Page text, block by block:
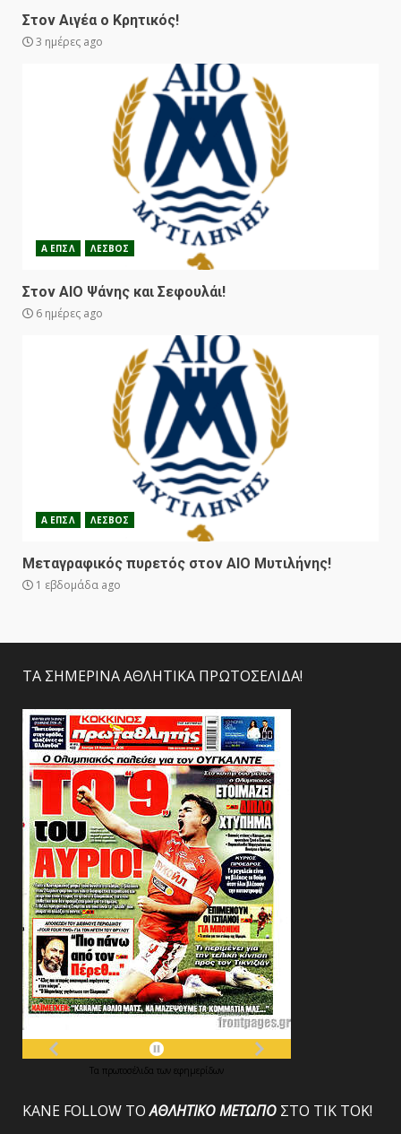
Στον Αιγέα ο Κρητικός!
3 ημέρες ago
Α ΕΠΣΛ ΛΕΣΒΟΣ
Στον ΑΙΟ Ψάνης και Σεφουλάι!
6 ημέρες ago
Α ΕΠΣΛ ΛΕΣΒΟΣ
Μεταγραφικός πυρετός στον ΑΙΟ Μυτιλήνης!
1 εβδομάδα ago
ΤΑ ΣΗΜΕΡΙΝΑ ΑΘΛΗΤΙΚΑ ΠΡΩΤΟΣΕΛΙΔΑ!
Τα πρωτοσέλιδα των εφημερίδων
ΚΑΝΕ FOLLOW ΤΟΑΘΛΗΤΙΚΟΜΕΤΩΠΟ ΣΤΟ ΤΙΚ ΤΟΚ!